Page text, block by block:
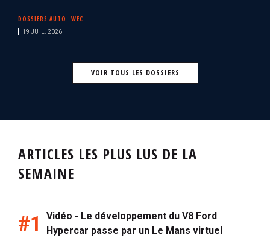
DOSSIERS AUTO WEC
19 JUIL. 2026
VOIR TOUS LES DOSSIERS
ARTICLES LES PLUS LUS DE LA
SEMAINE
Vidéo - Le développement du V8 Ford
Hypercar passe par un Le Mans virtuel